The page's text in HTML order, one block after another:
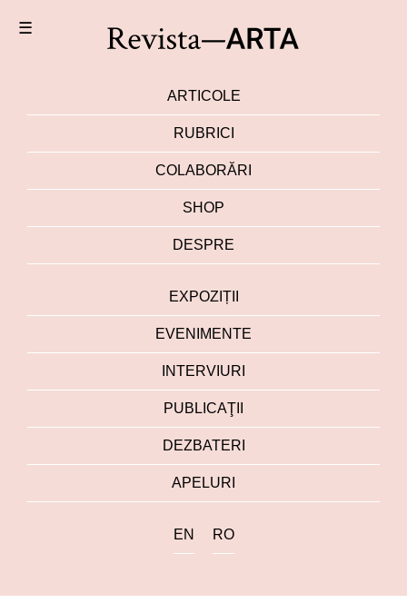
☰
ARTICOLE
RUBRICI
COLABORĂRI
SHOP
DESPRE
EXPOZIȚII
EVENIMENTE
INTERVIURI
PUBLICAŢII
DEZBATERI
APELURI
EN RO